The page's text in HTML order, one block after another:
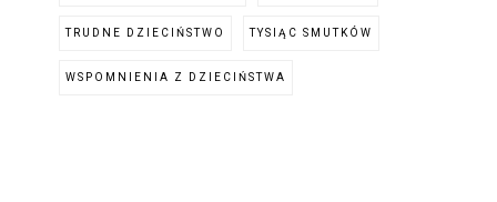
TRUDNE DZIECIŃSTWO TYSIĄC SMUTKÓW
WSPOMNIENIA Z DZIECIŃSTWA